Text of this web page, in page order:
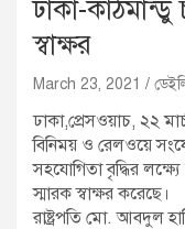
ঢাকা-
স্বাক্ষর
March 23, 2021
ঢাকা,প্রেসওয়াচ, ২২
বিনিময় ও রেলওয়ে
সহযোগিতা বৃদ্ধির
স্মারক স্বাক্ষর করেছে।
রাষ্ট্রপতি মো. আবদুল